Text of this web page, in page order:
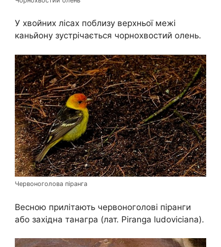
У хвойних лісах поблизу верхньої межі
каньйону зустрічається чорнохвостий олень.
Червоноголова піранга
Весною прилітають червоноголові піранги
або західна танагра (лат. Piranga ludoviciana).